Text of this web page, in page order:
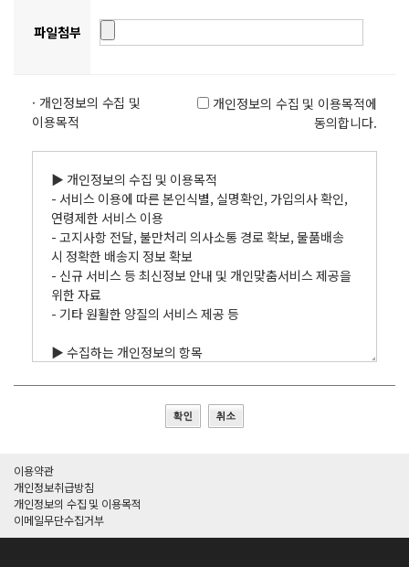
파일첨부
· 개인정보의 수집 및
이용목적
개인정보의 수집 및 이용목적에
동의합니다.
이용약관
개인정보취급방침
개인정보의 수집 및 이용목적
이메일무단수집거부